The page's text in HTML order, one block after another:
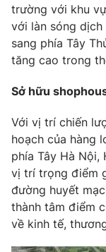
Cơ quan chủ quản:
Cơ quan báo chí:
Giấy phép hoạt
Tổng Biên tập:Vũ
Phó Tổng Biên tập:
Nguyễn Trọng Ninh
Tổng đài VTV:
Ðiện thoại Thời báo
Email:
Liên hệ quảng cáo:
trường với khu
với làn sóng dịch
sang phía Tây
tăng cao trong
Sở hữu
Với vị trí chiến
hoạch của hàng
phía Tây Hà Nội,
vị trí trọng điểm
đường huyết
thành tâm điểm
về kinh tế,